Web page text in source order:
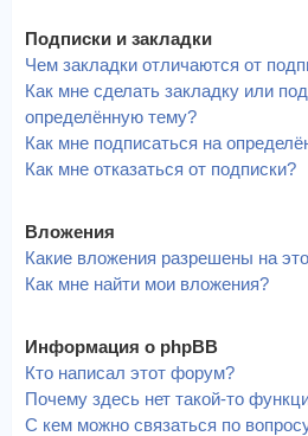
Подписки и закладки
Чем закладки отличаются от
Как мне сделать закладку или
определённую тему?
Как мне подписаться на
Как мне отказаться от подписки?
Вложения
Какие вложения разрешены на
Как мне найти мои вложения?
Информация о phpBB
Кто написал этот форум?
Почему здесь нет такой-то
С кем можно связаться по